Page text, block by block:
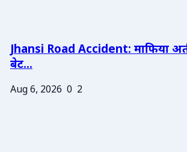
Jhansi Road Accident: माफिया
बेट...
Aug 6, 2026 0 2